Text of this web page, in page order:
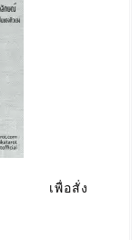
) เพื่อสั่ง